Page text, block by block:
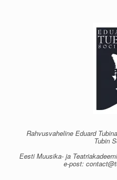
Rahvusvaheline Eduard
Tubin
Eesti Muusika- ja
e-post: